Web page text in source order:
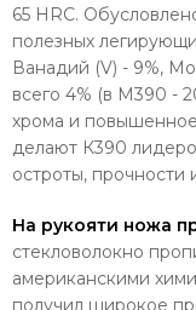
65 HRC.
полезных
Ванадий (V) - 9%,
всего 4% (в M390 -
хрома и
делают К390
остроты, прочности
На рукояти ножа
стекловолокно
американскими
получил широкое